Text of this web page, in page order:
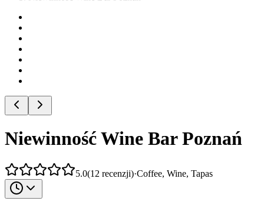
Niewinność Wine Bar Poznań
5.0(12 recenzji)·Coffee, Wine, Tapas